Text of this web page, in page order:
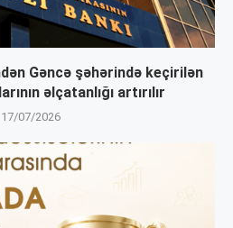
Gəncə şəhərində keçirilən
əlçatanlığı artırılır
17/07/2026